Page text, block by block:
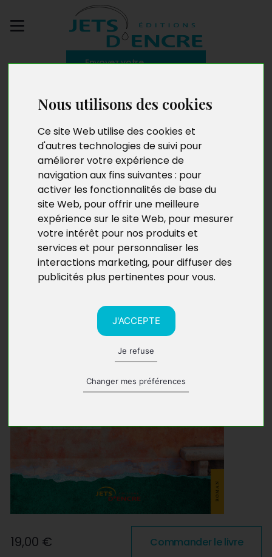
Nous utilisons des cookies
Ce site Web utilise des cookies et
d'autres technologies de suivi pour
améliorer votre expérience de
navigation aux fins suivantes : pour
activer les fonctionnalités de base du
site Web, pour offrir une meilleure
expérience sur le site Web, pour mesurer
votre intérêt pour nos produits et
services et pour personnaliser les
interactions marketing, pour diffuser des
publicités plus pertinentes pour vous.
J'ACCEPTE
Je refuse
Changer mes préférences
Envoyez votre
Charlotte Barrette. Un
malheur n’arrive
jamais seul
19,00 € Commander le livre